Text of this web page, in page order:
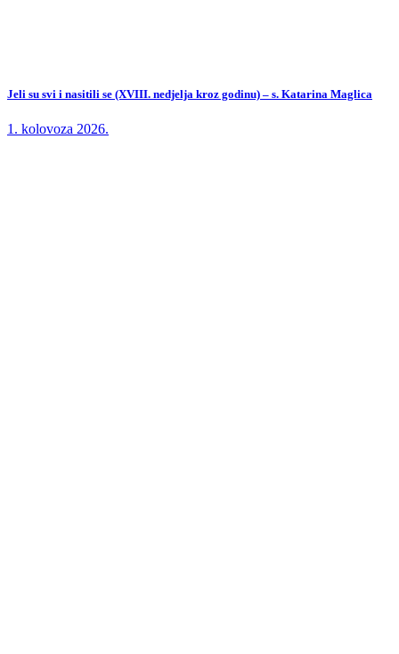
Jeli su svi i nasitili se (XVIII. nedjelja kroz godinu) – s. Katarina Maglica
1. kolovoza 2026.